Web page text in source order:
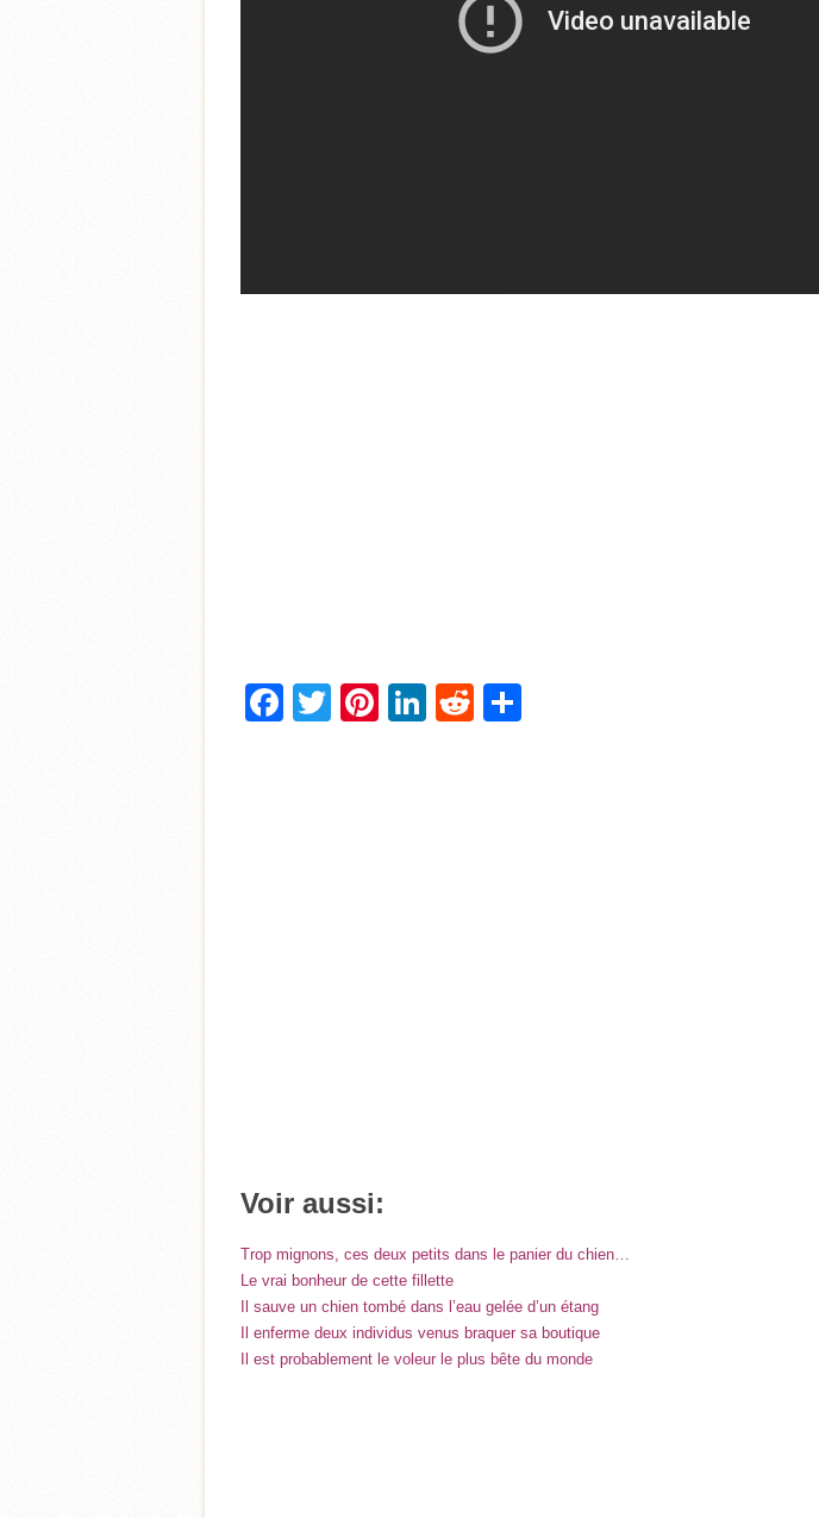
Facebook
TwitterPinterest
LinkedIn
Reddit
Voir aussi:
Trop mignons, ces deux petits dans le panier du chien…
Le vrai bonheur de cette fillette
Il sauve un chien tombé dans l’eau gelée d’un étang
Il enferme deux individus venus braquer sa boutique
Il est probablement le voleur le plus bête du monde